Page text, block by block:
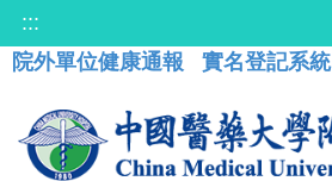
:::
院外單位健康通報
實名登記系統